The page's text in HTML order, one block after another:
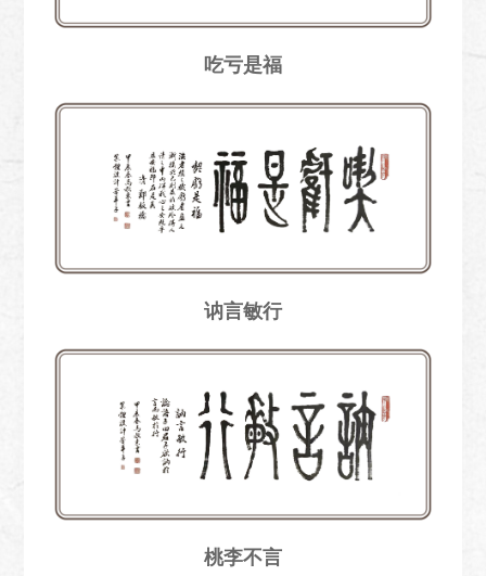
吃亏是福
讷言敏行
桃李不言